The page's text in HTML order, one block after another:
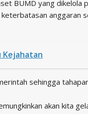
BUMD yang dikelola
anggaran
Kejahatan
sehingga
akan kita